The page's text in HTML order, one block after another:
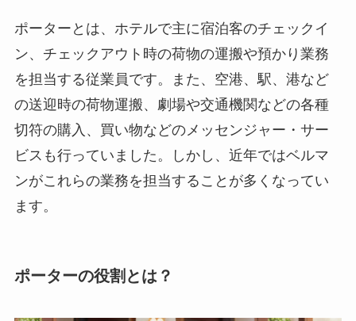
ポーターとは、ホテルで主に宿泊客のチェックイ
ン、チェックアウト時の荷物の運搬や預かり業務
を担当する従業員です。また、空港、駅、港など
の送迎時の荷物運搬、劇場や交通機関などの各種
切符の購入、買い物などのメッセンジャー・サー
ビスも行っていました。しかし、近年ではベルマ
ンがこれらの業務を担当することが多くなってい
ます。
ポーターの役割とは？